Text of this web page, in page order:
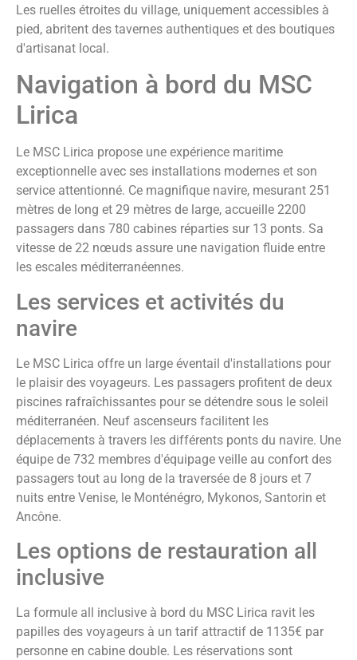
Les ruelles étroites du village, uniquement accessibles à
pied, abritent des tavernes authentiques et des boutiques
d'artisanat local.
Navigation à bord du MSC
Lirica
Le MSC Lirica propose une expérience maritime
exceptionnelle avec ses installations modernes et son
service attentionné. Ce magnifique navire, mesurant 251
mètres de long et 29 mètres de large, accueille 2200
passagers dans 780 cabines réparties sur 13 ponts. Sa
vitesse de 22 nœuds assure une navigation fluide entre
les escales méditerranéennes.
Les services et activités du
navire
Le MSC Lirica offre un large éventail d'installations pour
le plaisir des voyageurs. Les passagers profitent de deux
piscines rafraîchissantes pour se détendre sous le soleil
méditerranéen. Neuf ascenseurs facilitent les
déplacements à travers les différents ponts du navire. Une
équipe de 732 membres d'équipage veille au confort des
passagers tout au long de la traversée de 8 jours et 7
nuits entre Venise, le Monténégro, Mykonos, Santorin et
Ancône.
Les options de restauration all
inclusive
La formule all inclusive à bord du MSC Lirica ravit les
papilles des voyageurs à un tarif attractif de 1135€ par
personne en cabine double. Les réservations sont